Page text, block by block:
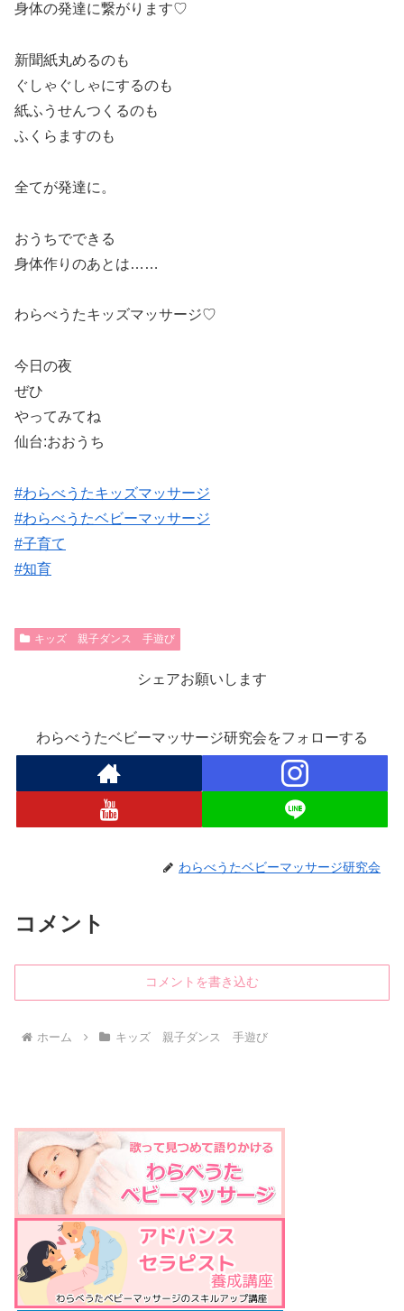
身体の発達に繋がります♡
新聞紙丸めるのも
ぐしゃぐしゃにするのも
紙ふうせんつくるのも
ふくらますのも
全てが発達に。
おうちでできる
身体作りのあとは……
わらべうたキッズマッサージ♡
今日の夜
ぜひ
やってみてね
仙台:おおうち
#わらべうたキッズマッサージ
#わらべうたベビーマッサージ
#子育て
#知育
キッズ 親子ダンス 手遊び
シェアお願いします
わらべうたベビーマッサージ研究会をフォローする
わらべうたベビーマッサージ研究会
コメント
コメントを書き込む
ホーム キッズ 親子ダンス 手遊び